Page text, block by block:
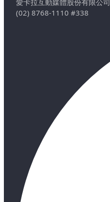
(02) 8768-1110 #338